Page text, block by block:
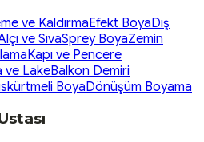
ve KaldırmaEfekt BoyaDış
ve SıvaSprey BoyaZemin
Kapı ve Pencere
ve LakeBalkon Demiri
BoyaDönüşüm Boyama